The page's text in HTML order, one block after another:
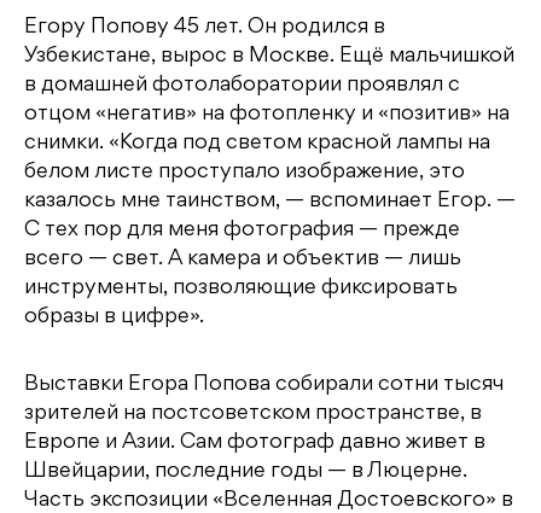
Егору Попову 45 лет. Он родился в
Узбекистане, вырос в Москве. Ещё мальчишкой
в домашней фотолаборатории проявлял с
отцом «негатив» на фотопленку и «позитив» на
снимки. «Когда под светом красной лампы на
белом листе проступало изображение, это
казалось мне таинством, — вспоминает Егор. —
С тех пор для меня фотография — прежде
всего — свет. А камера и объектив — лишь
инструменты, позволяющие фиксировать
образы в цифре».
Выставки Егора Попова собирали сотни тысяч
зрителей на постсоветском пространстве, в
Европе и Азии. Сам фотограф давно живет в
Швейцарии, последние годы — в Люцерне.
Часть экспозиции «Вселенная Достоевского» в